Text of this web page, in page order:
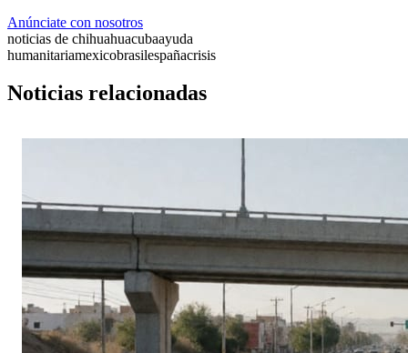
Anúnciate con nosotros
noticias de chihuahuacubaayuda
humanitariamexicobrasilespañacrisis
Noticias relacionadas